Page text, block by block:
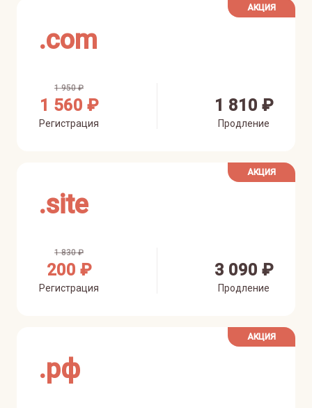
АКЦИЯ
.com
1 950 ₽
1 560 ₽
Регистрация
1 810 ₽
Продление
АКЦИЯ
.site
1 830 ₽
200 ₽
Регистрация
3 090 ₽
Продление
АКЦИЯ
.рф